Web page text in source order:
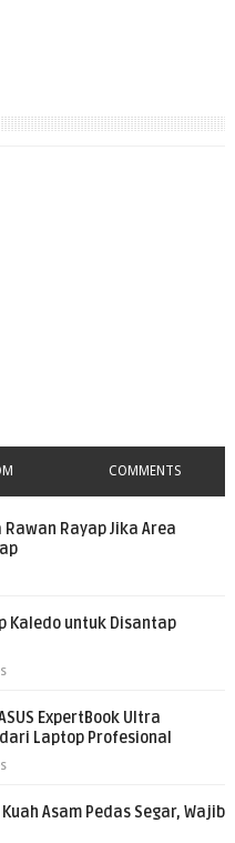
COMMENTS
Rawan Rayap Jika Area
Kaledo untuk Disantap
ExpertBook Ultra
Laptop Profesional
Asam Pedas Segar, Wajib